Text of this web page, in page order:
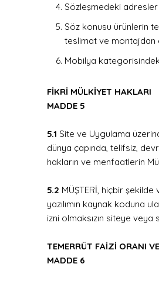
Sözleşmedeki
Söz konusu ürünlerin
teslimat ve montajdan
Mobilya
FİKRİ MÜLKİYET HAKLARI
MADDE 5
5.1 Site ve Uygulama
dünya çapında, telifsiz,
hakların ve menfaatlerin
5.2 MÜŞTERİ, hiçbir
yazılımın kaynak koduna
izni olmaksızın siteye
TEMERRÜT FAİZİ ORANI
MADDE 6